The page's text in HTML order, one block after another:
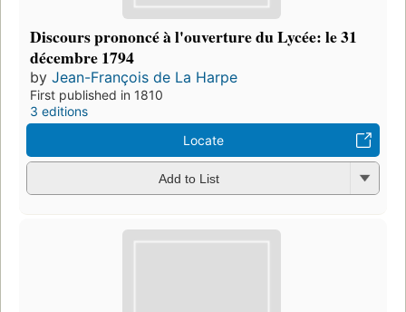
Discours prononcé à l'ouverture du Lycée: le 31
décembre 1794
by Jean-François de La Harpe
First published in 1810
3 editions
Locate
Add to List